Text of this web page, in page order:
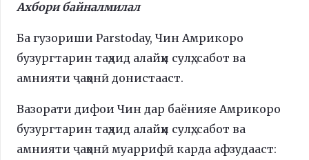
Ахбори байналмилал
Ба гузориши Рarstoday, Чин Амрикоро
бузургтарин таҳдид алайҳи сулҳ, сабот ва
амнияти ҷаҳонӣ донистааст.
Вазорати дифои Чин дар баёнияе Амрикоро
бузургтарин таҳдид алайҳи сулҳ, сабот ва
амнияти ҷаҳонӣ муаррифӣ карда афзудааст: